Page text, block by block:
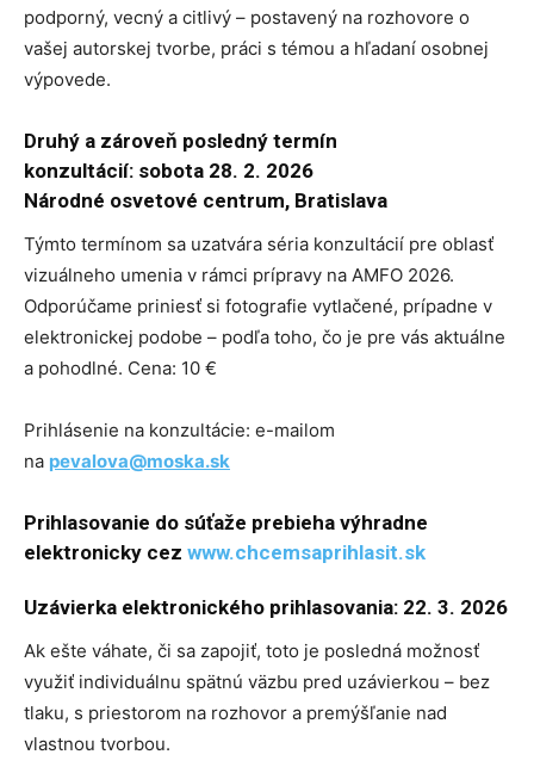
podporný, vecný a citlivý – postavený na rozhovore o
vašej autorskej tvorbe, práci s témou a hľadaní osobnej
výpovede.
Druhý a zároveň posledný termín
konzultácií: sobota 28. 2. 2026
Národné osvetové centrum, Bratislava
Týmto termínom sa uzatvára séria konzultácií pre oblasť
vizuálneho umenia v rámci prípravy na AMFO 2026.
Odporúčame priniesť si fotografie vytlačené, prípadne v
elektronickej podobe – podľa toho, čo je pre vás aktuálne
a pohodlné. Cena: 10 €
Prihlásenie na konzultácie: e-mailom
na pevalova@moska.sk
Prihlasovanie do súťaže prebieha výhradne
elektronicky cez www.chcemsaprihlasit.sk
Uzávierka elektronického prihlasovania: 22. 3. 2026
Ak ešte váhate, či sa zapojiť, toto je posledná možnosť
využiť individuálnu spätnú väzbu pred uzávierkou – bez
tlaku, s priestorom na rozhovor a premýšľanie nad
vlastnou tvorbou.